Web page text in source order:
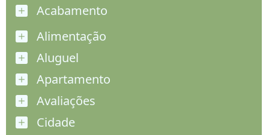
Acabamento
Alimentação
Aluguel
Apartamento
Avaliações
Cidade